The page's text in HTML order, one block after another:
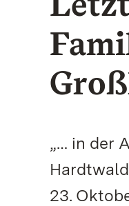
„… in der
23.